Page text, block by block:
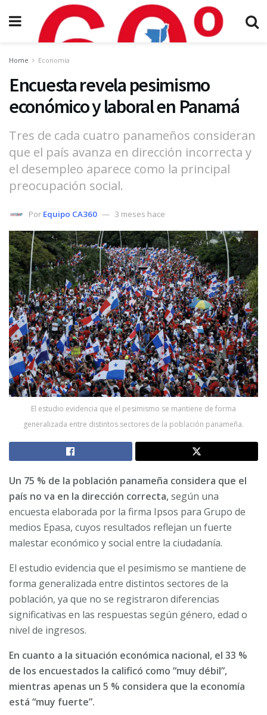
Home Economía
Encuesta revela pesimismo
económico y laboral en Panamá
Tres de cada cuatro panameños consideran
que el país avanza en dirección incorrecta y
el desempleo aparece como la principal
preocupación social.
Por Equipo CA360 3 meses hace
El estudio evidencia que el pesimismo se mantiene de forma
generalizada entre distintos sectores de la población panameña.
Un 75 % de la población panameña considera que el
país no va en la dirección correcta,según una
encuesta elaborada por la firma Ipsos para Grupo de
medios Epasa, cuyos resultados reflejan un fuerte
malestar económico y social entre la ciudadanía.
El estudio evidencia que el pesimismo se mantiene de
forma generalizada entre distintos sectores de la
población, ya que no se registraron diferencias
significativas en las respuestas según género, edad o
nivel de ingresos.
En cuanto a la situación económica nacional, el 33 %
de los encuestados la calificó como “muy débil”,
mientras apenas un 5 % considera que la economía
está “muy fuerte”.